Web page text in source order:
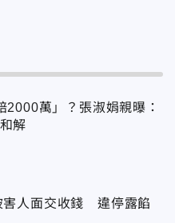
2000萬」？張淑娟親曝：
解
害人面交收錢 違停露餡